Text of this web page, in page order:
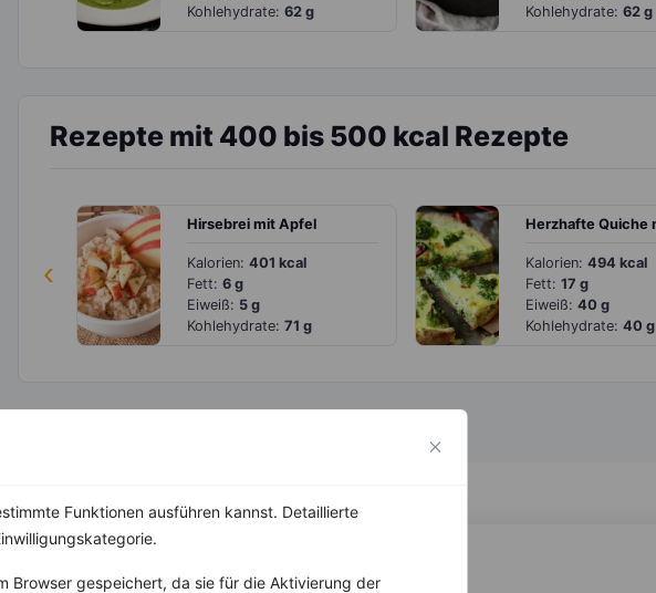
Funktionen ausführen kannst. Detaillierte
Browser gespeichert, da sie für die Aktivierung der
Kohlehydrate: 62 g
Kohlehydrate: 62 g
Rezepte mit 400 bis 500 kcal Rezepte
‹
Hirsebrei mit Apfel
Kalorien: 401 kcal
Fett: 6 g
Eiweiß: 5 g
Kohlehydrate: 71 g
Kalorien: 494 kcal
Fett: 17 g
Eiweiß: 40 g
Kohlehydrate: 40 g